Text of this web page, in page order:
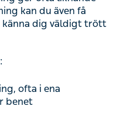
kan du även få
känna dig väldigt trött
ofta i ena
benet